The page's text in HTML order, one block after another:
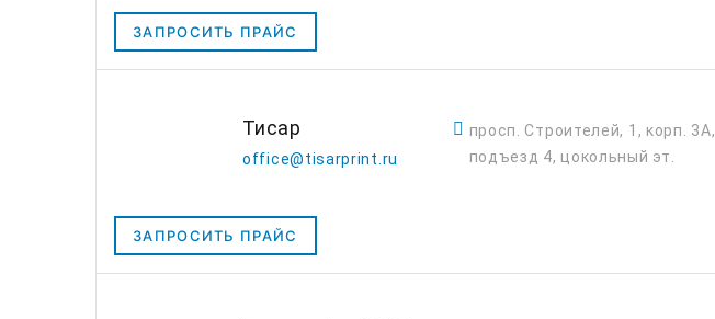
ЗАПРОСИТЬ ПРАЙС
Тисар
office@tisarprint.ru
просп. Строителей, 1, корп. 3А,
подъезд 4, цокольный эт.
ЗАПРОСИТЬ ПРАЙС